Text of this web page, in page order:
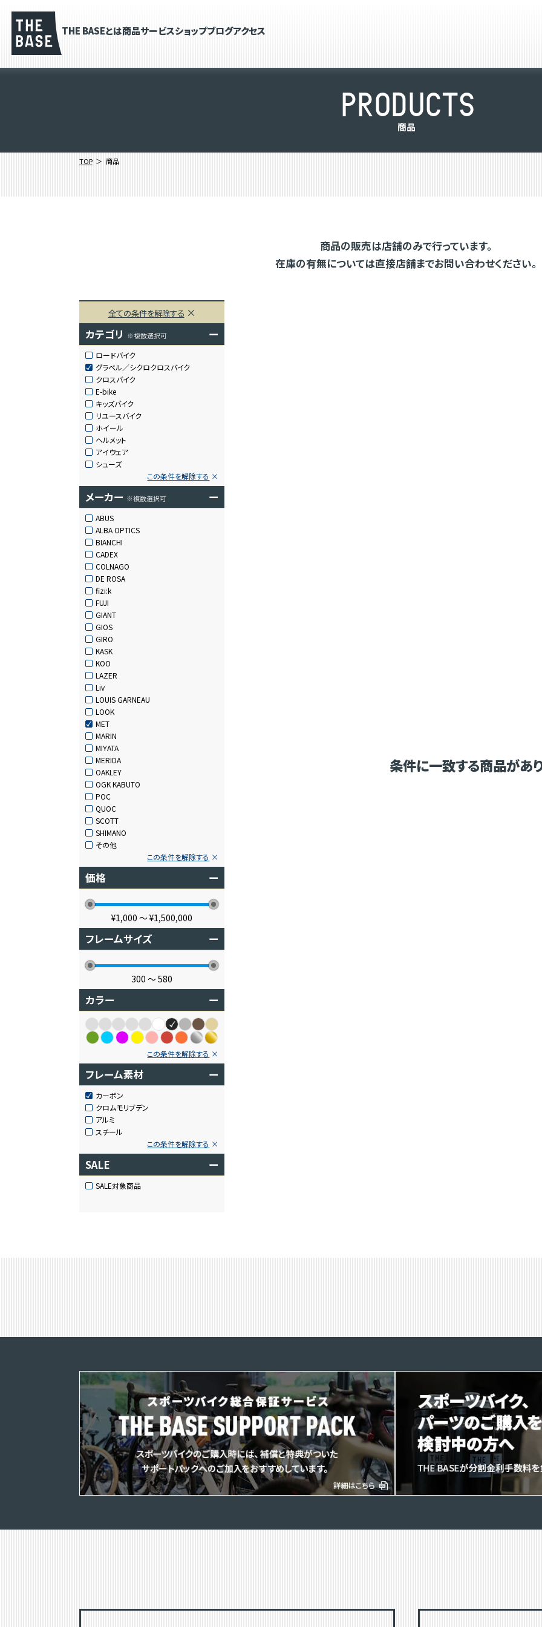
THE BASEとは商品サービスショップブログアクセス
PRODUCTS
商品
TOP 商品
商品の販売は店舗のみで行っています。
在庫の有無については直接店舗までお問い合わせください。
全ての条件を解除する
カテゴリ ※複数選択可 ー
ロードバイク
グラベル／シクロクロスバイク
クロスバイク
E-bike
キッズバイク
リユースバイク
ホイール
ヘルメット
アイウェア
シューズ
この条件を解除する
メーカー ※複数選択可 ー
ABUS
ALBA OPTICS
BIANCHI
CADEX
COLNAGO
DE ROSA
fizi:k
FUJI
GIANT
GIOS
GIRO
KASK
KOO
LAZER
Liv
LOUIS GARNEAU
LOOK
MET
MARIN
MIYATA
MERIDA
OAKLEY
OGK KABUTO
POC
QUOC
SCOTT
SHIMANO
その他
この条件を解除する
価格 ー
¥1,000 〜¥1,500,000
フレームサイズ ー
300 〜580
カラー ー
この条件を解除する
フレーム素材 ー
カーボン
クロムモリブデン
アルミ
スチール
この条件を解除する
SALE ー
SALE対象商品
条件に一致する商品があ